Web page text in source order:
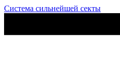
Система сильнейшей секты